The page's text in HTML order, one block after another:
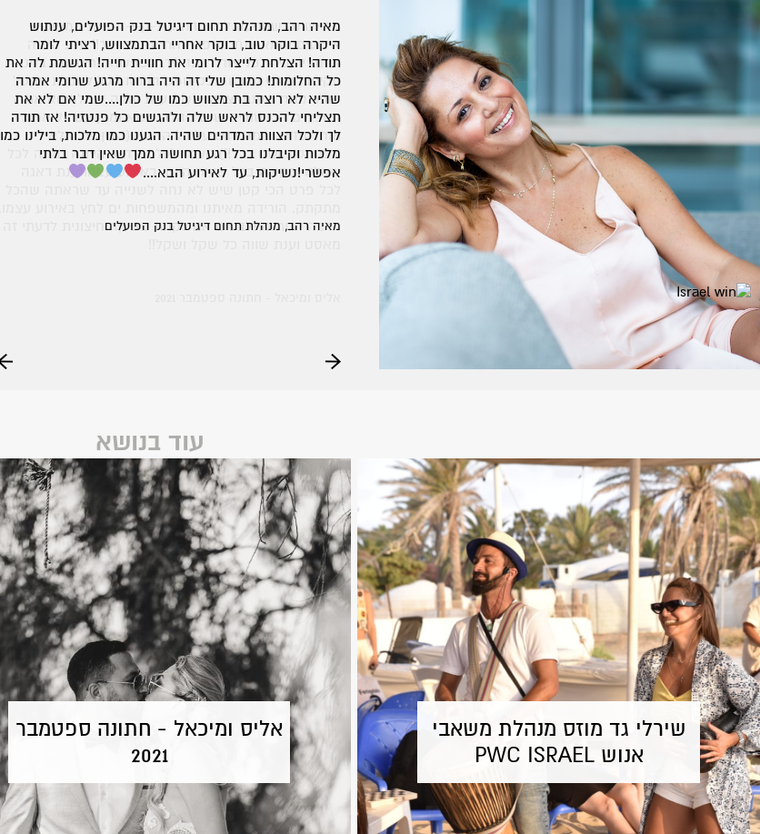
מאיה רהב, מנהלת תחום דיגיטל בנק הפועלים, ענתוש
היקרה בוקר טוב, בוקר אחריי הבתמצווש, רציתי לומר
תודה! הצלחת לייצר לרומי את חוויית חייה! הגשמת לה את
כל החלומות! כמובן שלי זה היה ברור מרגע שרומי אמרה
שהיא לא רוצה בת מצווש כמו של כולן....שמי אם לא את
תצליחי להכנס לראש שלה ולהגשים כל פנטזיה! אז תודה
לך ולכל הצוות המדהים שהיה. הגענו כמו מלכות, בילינו כמו
מלכות וקיבלנו בכל רגע תחושה ממך שאין דבר בלתי
אפשרי!נשיקות, עד לאירוע הבא....
מאיה רהב, מנהלת תחום דיגיטל בנק הפועלים
עוד בנושא
שירלי גד מוזס מנהלת משאבי
אנוש PWC ISRAEL
אליס ומיכאל - חתונה ספטמבר
2021